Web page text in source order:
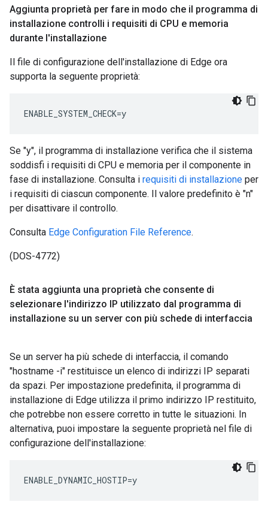
Aggiunta proprietà per fare in modo che il programma di
installazione controlli i requisiti di CPU e memoria
durante l'installazione
Il file di configurazione dell'installazione di Edge ora
supporta la seguente proprietà:
ENABLE_SYSTEM_CHECK=y
Se "y", il programma di installazione verifica che il sistema
soddisfi i requisiti di CPU e memoria per il componente in
fase di installazione. Consulta i requisiti di installazione per
i requisiti di ciascun componente. Il valore predefinito è "n"
per disattivare il controllo.
Consulta Edge Configuration File Reference.
(DOS-4772)
È stata aggiunta una proprietà che consente di
selezionare l'indirizzo IP utilizzato dal programma di
installazione su un server con più schede di interfaccia
Se un server ha più schede di interfaccia, il comando
"hostname -i" restituisce un elenco di indirizzi IP separati
da spazi. Per impostazione predefinita, il programma di
installazione di Edge utilizza il primo indirizzo IP restituito,
che potrebbe non essere corretto in tutte le situazioni. In
alternativa, puoi impostare la seguente proprietà nel file di
configurazione dell'installazione:
ENABLE_DYNAMIC_HOSTIP=y